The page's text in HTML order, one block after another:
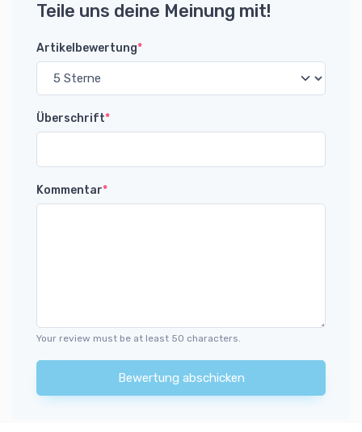
Teile uns deine Meinung mit!
Artikelbewertung*
Überschrift*
Kommentar*
Your review must be at least 50 characters.
Bewertung abschicken